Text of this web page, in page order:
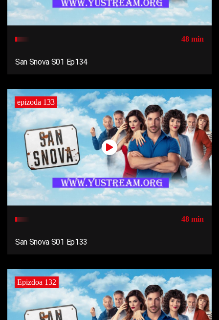
48 min
San Snova S01 Ep134
epizoda 133
48 min
San Snova S01 Ep133
Epizdoa 132